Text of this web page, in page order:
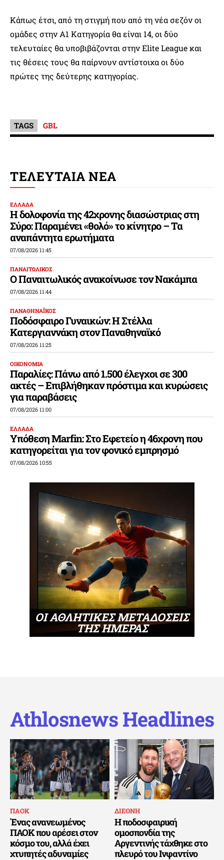
Κάπως έτσι, από τη στιγμή που από τη νέα σεζόν οι
ομάδες στην Α1 Κατηγορία θα είναι 14, οι δύο
τελευταίες θα υποβιβάζονται στην Elite League και
τις θέσεις τους θα παίρνουν αντίστοιχα οι δύο
πρώτες της δεύτερης κατηγορίας.
TAGS GBL
ΤΕΛΕΥΤΑΙΑ ΝΕΑ
ΕΛΛΑΔΑ
Η δολοφονία της 42χρονης διασώστριας στη
Σύρο: Παραμένει «θολό» το κίνητρο – Τα
αναπάντητα ερωτήματα
07/08/2026 11:45
ΠΑΝΑΙΤΩΛΙΚΟΣ
Ο Παναιτωλικός ανακοίνωσε τον Νακάμπα
07/08/2026 11:44
ΠΑΝΑΘΗΝΑΪΚΟΣ
Ποδόσφαιρο Γυναικών: Η Στέλλα
Κατεργιαννάκη στον Παναθηναϊκό
07/08/2026 11:25
ΟΙΚΟΝΟΜΙΑ
Παραλίες: Πάνω από 1.500 έλεγχοι σε 300
ακτές – Επιβλήθηκαν πρόστιμα και κυρώσεις
για παραβάσεις
07/08/2026 11:00
ΕΛΛΑΔΑ
Υπόθεση Marfin: Στο Εφετείο η 46χρονη που
κατηγορείται για τον φονικό εμπρησμό
07/08/2026 10:55
ΟΙ ΑΘΛΗΤΙΚΕΣ ΜΕΤΑΔΟΣΕΙΣ
ΤΗΣ ΗΜΕΡΑΣ
Athlosnews Headlines
ΠΑΟΚ
Ένας ανανεωμένος
ΠΑΟΚ που αρέσει στον
κόσμο του, αλλά έχει
χτυπητές αδυναμίες
ΔΙΕΘΝΗ
Η ποδοσφαιρική
ομοσπονδία της
Αργεντινής τάχθηκε στο
πλευρό του Ινφαντίνο